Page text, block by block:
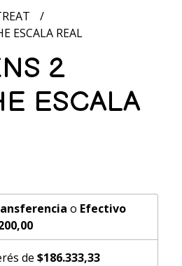
ESCALA REAL
2
ESCALA
o Efectivo
de $186.333,33